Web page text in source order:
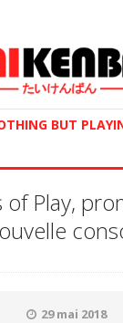
BUT
of Play,
29 mai 2018